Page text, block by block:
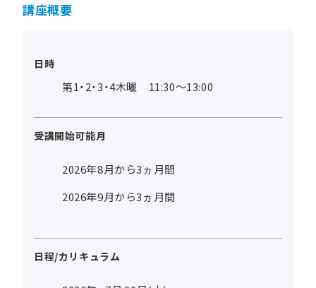
講座概要
日時
第1・2・3・4木曜 11:30～13:00
受講開始可能月
2026年8月から3ヵ月間
2026年9月から3ヵ月間
日程/カリキュラム